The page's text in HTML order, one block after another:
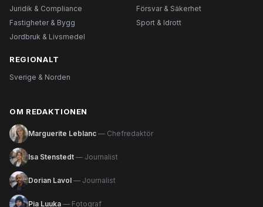
Juridik & Compliance
Försvar & Säkerhet
Fastigheter & Bygg
Sport & Idrott
Jordbruk & Livsmedel
REGIONALT
Sverige & Norden
OM REDAKTIONEN
Marguerite Leblanc — Chefredaktör
Isa Stenstedt — Journalist
Dorian Lavol — Journalist
Pia Luuka — Fotograf